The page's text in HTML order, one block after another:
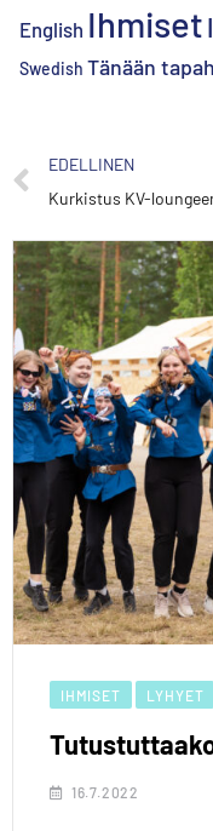
English Ihmiset
Swedish Tänään
EDELLINEN
Kurkistus KV-
IHMISET LYHYET
16.7.2022